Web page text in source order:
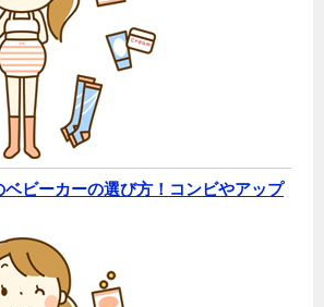
ベビーカーの選び方！コンビやアップ